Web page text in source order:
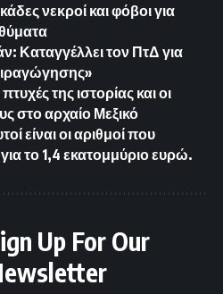
νεκροί και φόβοι για
Καταγγέλλει τον ΠτΔ για
της ιστορίας και οι
στο αρχαίο Μεξικό
είναι οι αριθμοί που
το 1,4 εκατομμύριο ευρώ.
Up For Our